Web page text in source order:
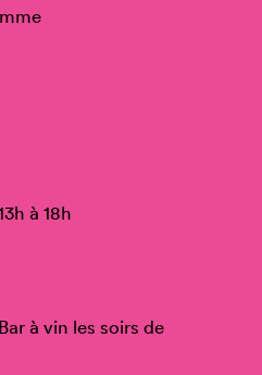
à 18h
à vin les soirs de